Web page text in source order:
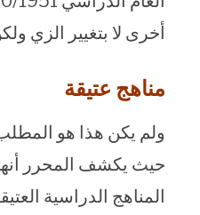
أخرى لا بتغيير الزي
مناهج عتيقة
ولم يكن هذا هو
حيث يكشف المحرر أنهم
المناهج الدراسية